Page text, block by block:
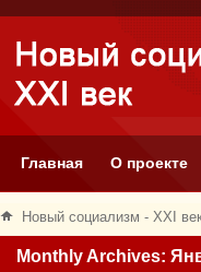
Главная О проекте
Новый социализм - XXI
Monthly Archives: